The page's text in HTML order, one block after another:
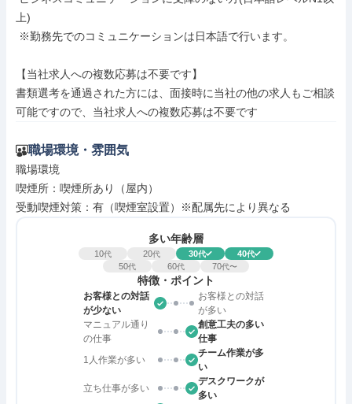
上)
【当社求人への複数応募は不要です】
書類選考を通過された方には、面接時に当社の他の求人もご相談
可能ですので、当社求人への複数応募は不要です
職場環境・雰囲気
職場環境
喫煙所：喫煙所あり（屋内）
受動喫煙対策：有（喫煙室設置）※配属先により異なる
多い年齢層
10代 20代 30代 40代
50代 60代 70代〜
特徴・ポイント
お客様との対話
が少ない
お客様との対話
が多い
マニュアル通り
の仕事
創意工夫の多い
仕事
1人作業が多い
チーム作業が多
い
立ち仕事が多い
デスクワークが
多い